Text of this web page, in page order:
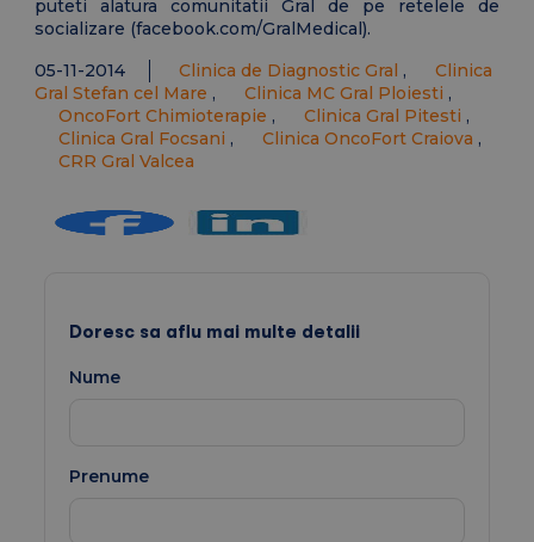
Doresc sa aflu mai multe detalii
Nume
Prenume
puteti alatura comunitatii Gral de pe retelele de
socializare (facebook.com/GralMedical).
05-11-2014
Clinica de Diagnostic Gral ,
Clinica
Gral Stefan cel Mare , Clinica MC Gral Ploiesti ,
OncoFort Chimioterapie , Clinica Gral Pitesti ,
Clinica Gral Focsani , Clinica OncoFort Craiova ,
CRR Gral Valcea